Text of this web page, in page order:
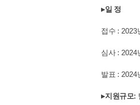
▸일 정
접수 : 2023
심사 : 2024
발표 : 2024
▸지원규모: